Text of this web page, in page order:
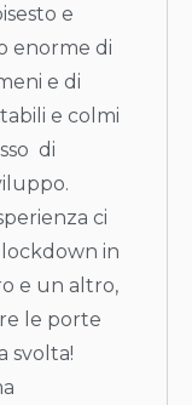
e
enorme di
e di
e colmi
di
ci
in
e un altro,
le porte
svolta!